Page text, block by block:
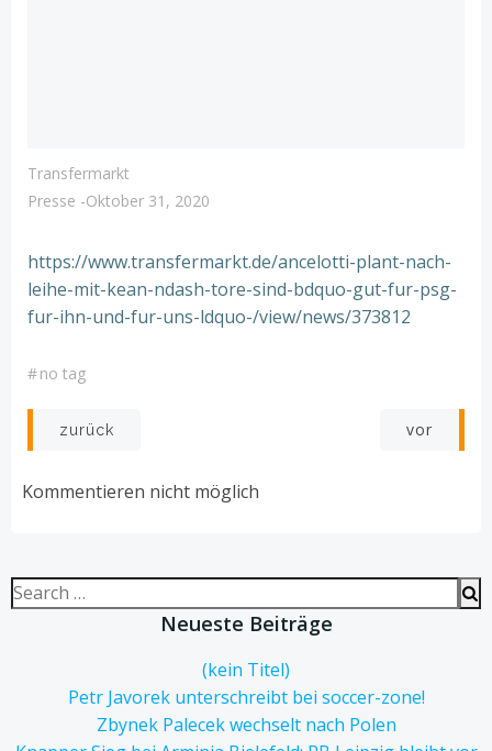
Transfermarkt
Presse -Oktober 31, 2020
https://www.transfermarkt.de/ancelotti-plant-nach-
leihe-mit-kean-ndash-tore-sind-bdquo-gut-fur-psg-
fur-ihn-und-fur-uns-ldquo-/view/news/373812
#no tag
Post
navigation
zurück
navigation
vor
Kommentieren nicht möglich
Search
for:
Neueste Beiträge
(kein Titel)
Petr Javorek unterschreibt bei soccer-zone!
Zbynek Palecek wechselt nach Polen